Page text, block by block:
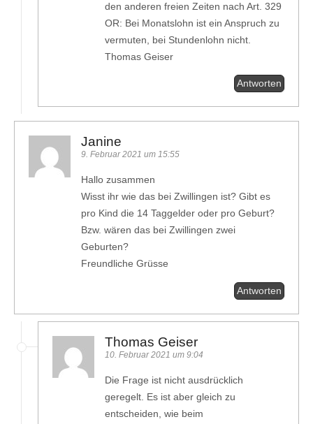
den anderen freien Zeiten nach Art. 329
OR: Bei Monatslohn ist ein Anspruch zu
vermuten, bei Stundenlohn nicht.
Thomas Geiser
Antworten
Janine
9. Februar 2021 um 15:55
Hallo zusammen
Wisst ihr wie das bei Zwillingen ist? Gibt es
pro Kind die 14 Taggelder oder pro Geburt?
Bzw. wären das bei Zwillingen zwei
Geburten?
Freundliche Grüsse
Antworten
Thomas Geiser
10. Februar 2021 um 9:04
Die Frage ist nicht ausdrücklich
geregelt. Es ist aber gleich zu
entscheiden, wie beim